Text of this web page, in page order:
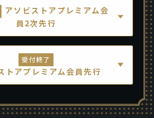
アソビストアプレミアム会
員2次先行
受付終了
トアプレミアム会員先行